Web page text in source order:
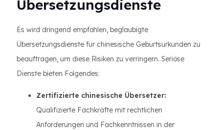
Übersetzungsdienste
Es wird dringend empfohlen, beglaubigte
Übersetzungsdienste für chinesische Geburtsurkunden zu
beauftragen, um diese Risiken zu verringern. Seriöse
Dienste bieten Folgendes:
Zertifizierte chinesische Übersetzer:
Qualifizierte Fachkräfte mit rechtlichen
Anforderungen und Fachkenntnissen in der